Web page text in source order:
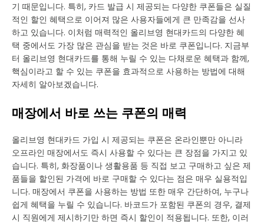
기 때문입니다. 특히, 카드 발급 시 제공되는 다양한 쿠폰들은 실질
적인 할인 혜택으로 이어져 많은 사용자들에게 큰 만족감을 선사
하고 있습니다. 이처럼 매력적인 올리브영 현대카드의 다양한 혜
택 중에서도 가장 많은 관심을 받는 것은 바로 쿠폰입니다. 지금부
터 올리브영 현대카드를 통해 누릴 수 있는 다채로운 혜택과 함께,
핵심이라고 할 수 있는 쿠폰을 효과적으로 사용하는 방법에 대해
자세히 알아보겠습니다.
매장에서 바로 쓰는 쿠폰의 매력
올리브영 현대카드 가입 시 제공되는 쿠폰은 온라인뿐만 아니라
오프라인 매장에서도 즉시 사용할 수 있다는 큰 장점을 가지고 있
습니다. 특히, 화장품이나 생활용품 등 직접 보고 구매하고 싶은 제
품들을 할인된 가격에 바로 구매할 수 있다는 점은 매우 실용적입
니다. 매장에서 쿠폰을 사용하는 방법 또한 매우 간단하여, 누구나
쉽게 혜택을 누릴 수 있습니다. 바코드가 포함된 쿠폰의 경우, 결제
시 직원에게 제시하기만 하면 즉시 할인이 적용됩니다. 또한, 이러